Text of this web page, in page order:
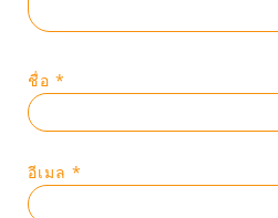
ชื่อ *
อีเมล *